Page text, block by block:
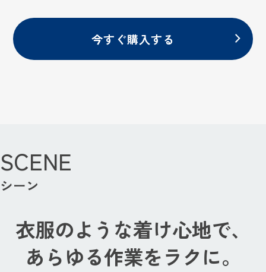
今すぐ購入する
SCENE
シーン
衣服のような着け心地で、
あらゆる作業をラクに。